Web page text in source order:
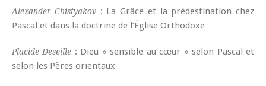
Alexander Chistyakov: La Grâce et la prédestination chez
Pascal et dans la doctrine de l’Église Orthodoxe
Placide Deseille : Dieu « sensible au cœur » selon Pascal et
selon les Pères orientaux